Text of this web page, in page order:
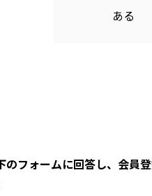
ある
フォームに回答し、会員